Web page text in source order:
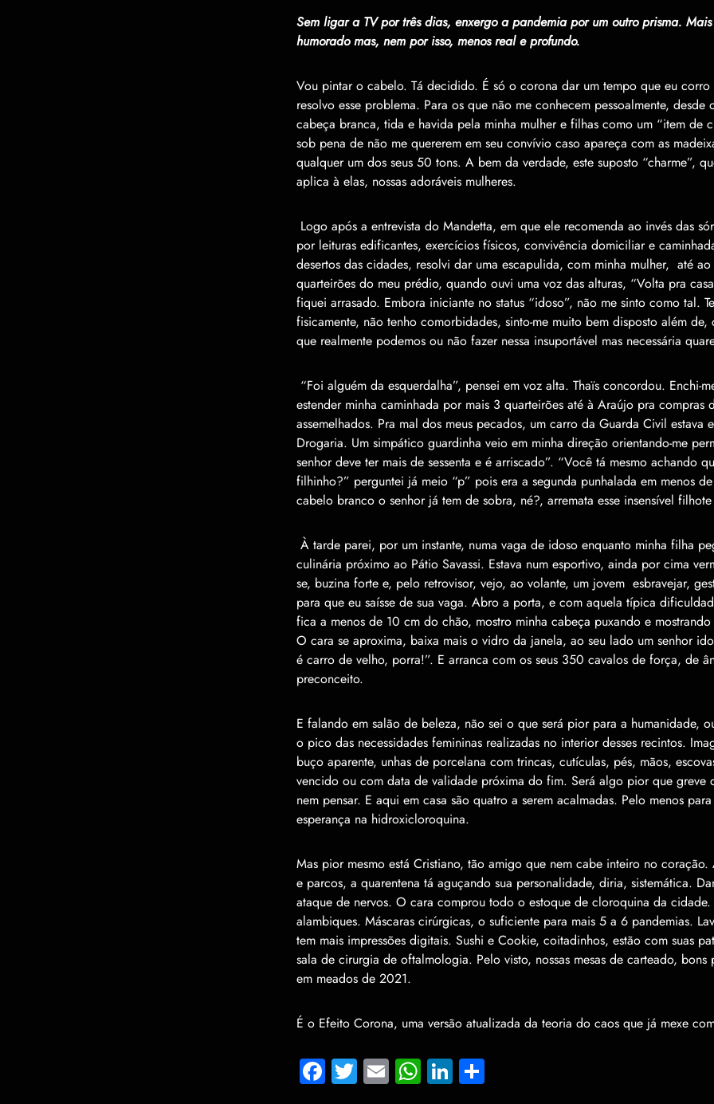
Sem ligar a TV por três dias, enxergo a pandemia por um outro prisma.
humorado mas, nem por isso, menos real e profundo.
Vou pintar o cabelo. Tá decidido. É só o corona dar um tempo que eu
resolvo esse problema. Para os que não me conhecem pessoalmente,
cabeça branca, tida e havida pela minha mulher e filhas como um “item de
sob pena de não me quererem em seu convívio caso apareça com as
qualquer um dos seus 50 tons. A bem da verdade, este suposto “charme”,
aplica à elas, nossas adoráveis mulheres.
Logo após a entrevista do Mandetta, em que ele recomenda ao invés das só
por leituras edificantes, exercícios físicos, convivência domiciliar e
desertos das cidades, resolvi dar uma escapulida, com minha mulher, até
quarteirões do meu prédio, quando ouvi uma voz das alturas, “Volta pra
fiquei arrasado. Embora iniciante no status “idoso”, não me sinto como tal.
fisicamente, não tenho comorbidades, sinto-me muito bem disposto além de,
que realmente podemos ou não fazer nessa insuportável mas necessária
“Foi alguém da esquerdalha”, pensei em voz alta. Thaïs concordou. Enchi-
estender minha caminhada por mais 3 quarteirões até à Araújo pra compras
assemelhados. Pra mal dos meus pecados, um carro da Guarda Civil estava
Drogaria. Um simpático guardinha veio em minha direção orientando-me
senhor deve ter mais de sessenta e é arriscado”. “Você tá mesmo achando
filhinho?” perguntei já meio “p” pois era a segunda punhalada em menos
cabelo branco o senhor já tem de sobra, né?, arremata esse insensível
À tarde parei, por um instante, numa vaga de idoso enquanto minha filha
culinária próximo ao Pátio Savassi. Estava num esportivo, ainda por cima
se, buzina forte e, pelo retrovisor, vejo, ao volante, um jovem esbravejar,
para que eu saísse de sua vaga. Abro a porta, e com aquela típica
fica a menos de 10 cm do chão, mostro minha cabeça puxando e mostrando
O cara se aproxima, baixa mais o vidro da janela, ao seu lado um senhor
é carro de velho, porra!”. E arranca com os seus 350 cavalos de força, de
preconceito.
E falando em salão de beleza, não sei o que será pior para a humanidade,
o pico das necessidades femininas realizadas no interior desses recintos.
buço aparente, unhas de porcelana com trincas, cutículas, pés, mãos,
vencido ou com data de validade próxima do fim. Será algo pior que greve
nem pensar. E aqui em casa são quatro a serem acalmadas. Pelo menos
esperança na hidroxicloroquina.
Mas pior mesmo está Cristiano, tão amigo que nem cabe inteiro no coração.
e parcos, a quarentena tá aguçando sua personalidade, diria, sistemática.
ataque de nervos. O cara comprou todo o estoque de cloroquina da cidade.
alambiques. Máscaras cirúrgicas, o suficiente para mais 5 a 6 pandemias.
tem mais impressões digitais. Sushi e Cookie, coitadinhos, estão com suas
sala de cirurgia de oftalmologia. Pelo visto, nossas mesas de carteado, bons
em meados de 2021.
É o Efeito Corona, uma versão atualizada da teoria do caos que já mexe
Facebook
TwitterEmailWhatsApp
LinkedIn